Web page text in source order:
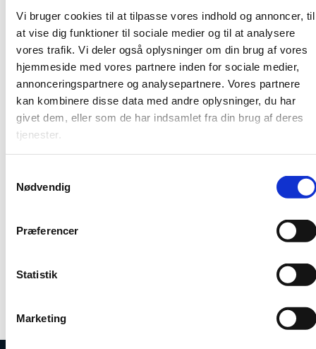
Vi bruger cookies til at tilpasse vores indhold og annoncer, til
at vise dig funktioner til sociale medier og til at analysere
vores trafik. Vi deler også oplysninger om din brug af vores
hjemmeside med vores partnere inden for sociale medier,
annonceringspartnere og analysepartnere. Vores partnere
kan kombinere disse data med andre oplysninger, du har
givet dem, eller som de har indsamlet fra din brug af deres
tjenester.
l
Nødvendig
Præferencer
Statistik
Marketing
Udgiver: Uddannelses- og Forskningsstyrelsen
Publikationsår: 2021
Sideantal: 60
Danmark har siden starten af 1970’erne været medlem
Biology Laboratory’ (EMBL).
på hvilke måder danske forskere benytter EMBO/EMBL
samt identificerer barrierer og potentialer for en øget
Hent publikation (.pdf)